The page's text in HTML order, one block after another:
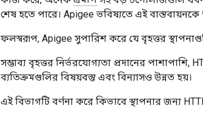
শেষ হতে পারে। Apigee ভবিষ্যতে এই
ফলস্বরূপ, Apigee সুপারিশ করে যে বৃহত্তর
সম্ভাব্য বৃহত্তর নির্ভরযোগ্যতা প্রদানের পাশাপাশি,
ব্যতিক্রমগুলির বিষয়বস্তু এবং বিন্যাসও উন্নত হয়।
এই বিভাগটি বর্ণনা করে কিভাবে স্থাপনার জন্য